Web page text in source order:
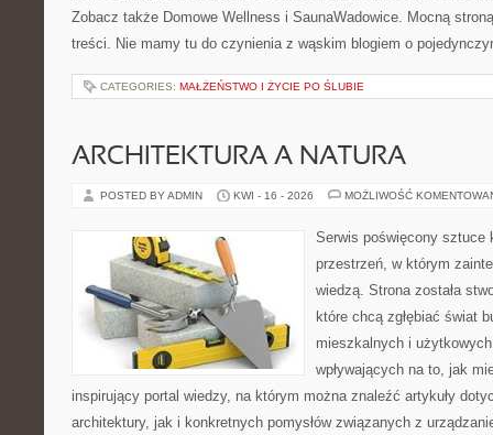
Zobacz także Domowe Wellness i SaunaWadowice. Mocną
treści. Nie mamy tu do czynienia z wąskim blogiem o
CATEGORIES: MAŁŻEŃSTWO I ŻYCIE PO ŚLUBIE
ARCHITEKTURA A NATURA
POSTED BY ADMIN KWI - 16 - 2026 MOŻLIWOŚĆ
Serwis poświęcony sztuce
przestrzeń, w którym
wiedzą. Strona została
które chcą zgłębiać świat
mieszkalnych i
wpływających na to, jak
inspirujący portal wiedzy, na którym można znaleźć artykuły
architektury, jak i konkretnych pomysłów związanych z